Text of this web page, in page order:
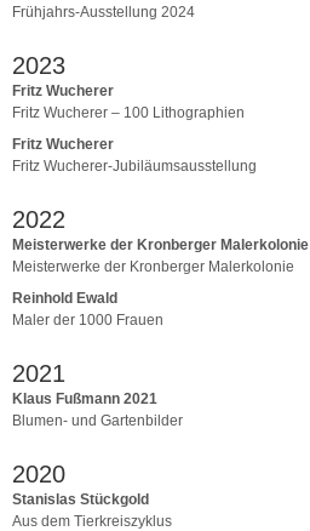
Frühjahrs-Ausstellung 2024
2023
Fritz Wucherer
Fritz Wucherer – 100 Lithographien
Fritz Wucherer
Fritz Wucherer-Jubiläumsausstellung
2022
Meisterwerke der Kronberger Malerkolonie
Meisterwerke der Kronberger Malerkolonie
Reinhold Ewald
Maler der 1000 Frauen
2021
Klaus Fußmann 2021
Blumen- und Gartenbilder
2020
Stanislas Stückgold
Aus dem Tierkreiszyklus